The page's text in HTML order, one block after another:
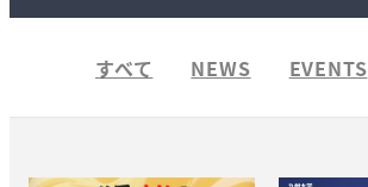
すべて NEWS EVENTS